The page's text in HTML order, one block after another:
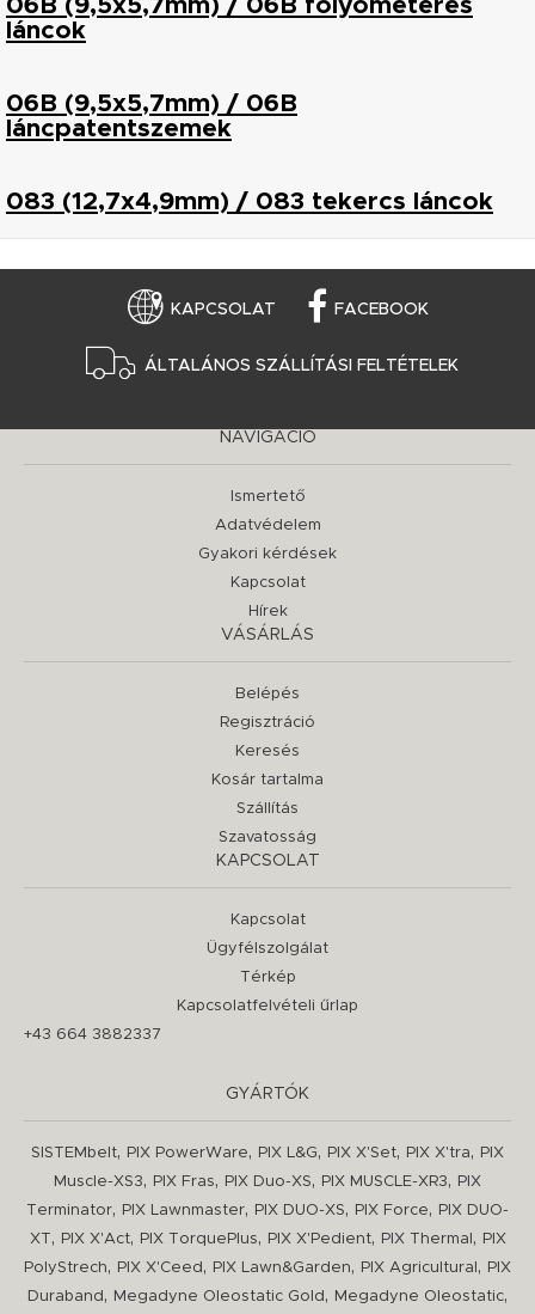
06B (9,5x5,7mm) / 06B folyóméteres
láncok
06B (9,5x5,7mm) / 06B
láncpatentszemek
083 (12,7x4,9mm) / 083 tekercs láncok
KAPCSOLAT FACEBOOK
ÁLTALÁNOS SZÁLLÍTÁSI FELTÉTELEK
NAVIGÁCIÓ
Ismertető
Adatvédelem
Gyakori kérdések
Kapcsolat
Hírek
VÁSÁRLÁS
Belépés
Regisztráció
Keresés
Kosár tartalma
Szállítás
Szavatosság
KAPCSOLAT
Kapcsolat
Ügyfélszolgálat
Térkép
Kapcsolatfelvételi űrlap
+43 664 3882337
GYÁRTÓK
SISTEMbelt, PIX PowerWare, PIX L&G, PIX X'Set, PIX X'tra,
PIX
Muscle-XS3, PIX Fras, PIX Duo-XS, PIX MUSCLE-XR3,
PIX
Terminator, PIX Lawnmaster, PIX DUO-XS, PIX Force,
PIX DUO-
XT, PIX X'Act, PIX TorquePlus, PIX X'Pedient, PIX Thermal ,
PIX
PolyStrech, PIX X'Ceed , PIX Lawn&Garden, PIX Agricultural ,
PIX
Duraband , Megadyne Oleostatic Gold , Megadyne Oleostatic,